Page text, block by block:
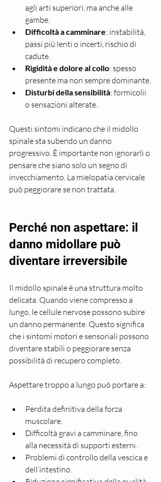
agli arti superiori, ma anche alle
gambe.
Difficoltà a camminare: instabilità,
passi più lenti o incerti, rischio di
cadute.
Rigidità e dolore al collo: spesso
presente ma non sempre dominante.
Disturbi della sensibilità: formicolii
o sensazioni alterate.
Questi sintomi indicano che il midollo
spinale sta subendo un danno
progressivo. È importante non ignorarli o
pensare che siano solo un segno di
invecchiamento. La mielopatia cervicale
può peggiorare se non trattata.
Perché non aspettare: il
danno midollare può
diventare irreversibile
Il midollo spinale è una struttura molto
delicata. Quando viene compresso a
lungo, le cellule nervose possono subire
un danno permanente. Questo significa
che i sintomi motori e sensoriali possono
diventare stabili o peggiorare senza
possibilità di recupero completo.
Aspettare troppo a lungo può portare a:
Perdita definitiva della forza
muscolare.
Difficoltà gravi a camminare, fino
alla necessità di supporti esterni.
Problemi di controllo della vescica e
dell’intestino.